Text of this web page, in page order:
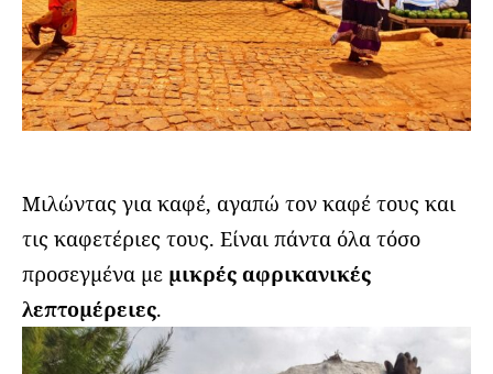
Μιλώντας για καφέ, αγαπώ τον καφέ τους και
τις καφετέριες τους. Είναι πάντα όλα τόσο
προσεγμένα με μικρές αφρικανικές
λεπτομέρειες.